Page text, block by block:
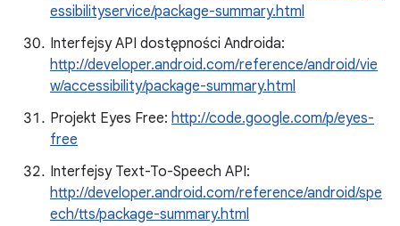
essibilityservice/package-summary.html
Interfejsy API dostępności Androida:
http://developer.android.com/reference/android/vie
w/accessibility/package-summary.html
Projekt Eyes Free: http://code.google.com/p/eyes-
free
Interfejsy Text-To-Speech API:
http://developer.android.com/reference/android/spe
ech/tts/package-summary.html